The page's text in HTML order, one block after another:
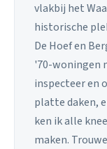
vlakbij het
historische
De Hoef en
'70-woningen
inspecteer en
platte daken,
ken ik alle
maken.